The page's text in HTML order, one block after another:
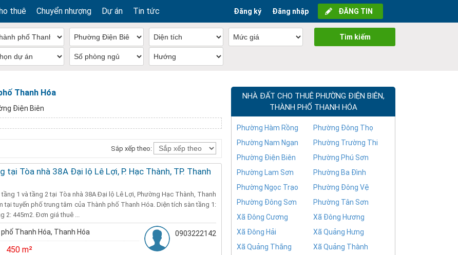
thuê Chuyển nhượng Dự án Tin tức ĐĂNG TIN
Đăng nhập
Đăng ký
Tìm kiếm
Thanh Hóa
Điện Biên
Sắp xếp theo:
tại Tòa nhà 38A Đại lộ Lê Lợi, P. Hạc Thành, TP. Thanh
1 và tầng 2 tại Tòa nhà 38A Đại lộ Lê Lợi, Phường Hạc Thành, Thanh
tại tuyến phố trung tâm của Thành phố Thanh Hóa. Diện tích sàn tầng 1:
2: 445m2. Đơn giá thuê ...
Thanh Hóa, Thanh Hóa
450 m²
0903222142
NHÀ ĐẤT CHO THUÊ PHƯỜNG ĐIỆN BIÊN,
THÀNH PHỐ THANH HÓA
Phường Hàm Rồng
Phường Đông Thọ
Phường Nam Ngạn
Phường Trường Thi
Phường Điện Biên
Phường Phú Sơn
Phường Lam Sơn
Phường Ba Đình
Phường Ngọc Trạo
Phường Đông Vệ
Phường Đông Sơn
Phường Tân Sơn
Xã Đông Cương
Xã Đông Hương
Xã Đông Hải
Xã Quảng Hưng
Xã Quảng Thắng
Xã Quảng Thành